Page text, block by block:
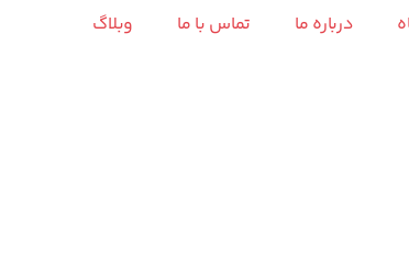
درباره ما تماس با ما وبلاگ